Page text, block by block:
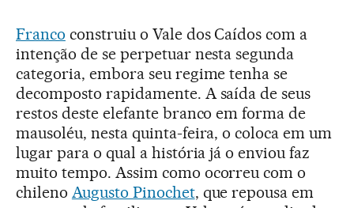
Franco construiu o Vale dos Caídos com a
intenção de se perpetuar nesta segunda
categoria, embora seu regime tenha se
decomposto rapidamente. A saída de seus
restos deste elefante branco em forma de
mausoléu, nesta quinta-feira, o coloca em um
lugar para o qual a história já o enviou faz
muito tempo. Assim como ocorreu com o
chileno Augusto Pinochet, que repousa em